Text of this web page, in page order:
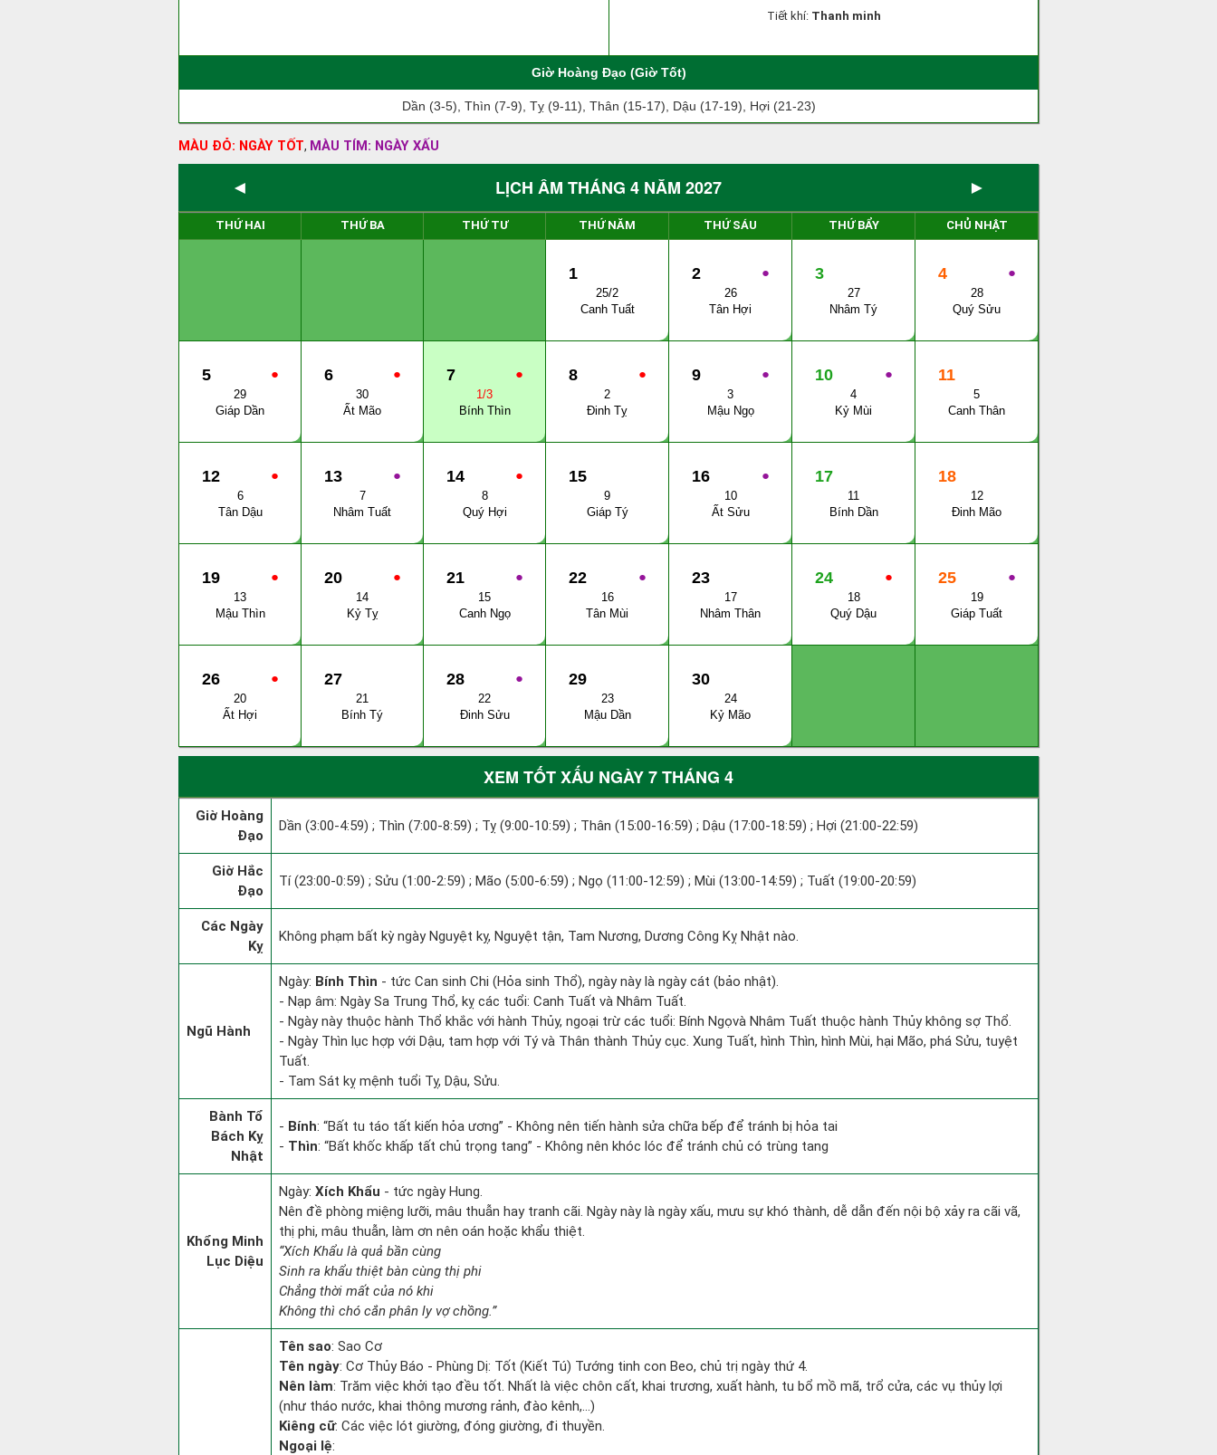
Tiết khí: Thanh minh
Giờ Hoàng Đạo (Giờ Tốt)
Dần (3-5), Thìn (7-9), Tỵ (9-11), Thân (15-17), Dậu (17-19), Hợi (21-23)
MÀU ĐỎ: NGÀY TỐT, MÀU TÍM: NGÀY XẤU
◄ LỊCH ÂM THÁNG 4 NĂM 2027 ►
THỨ HAI THỨ BA THỨ TƯ THỨ NĂM THỨ SÁU THỨ BẨY CHỦ NHẬT
1
25/2
Canh Tuất
●
2
26
Tân Hợi
3
27
Nhâm Tý
●
4
28
Quý Sửu
●
5
29
Giáp Dần
●
6
30
Ất Mão
●
7
1/3
Bính Thìn
●
8
2
Đinh Tỵ
●
9
3
Mậu Ngọ
●
10
4
Kỷ Mùi
11
5
Canh Thân
●
12
6
Tân Dậu
●
13
7
Nhâm Tuất
●
14
8
Quý Hợi
15
9
Giáp Tý
●
16
10
Ất Sửu
17
11
Bính Dần
18
12
Đinh Mão
●
19
13
Mậu Thìn
●
20
14
Kỷ Tỵ
●
21
15
Canh Ngọ
●
22
16
Tân Mùi
23
17
Nhâm Thân
●
24
18
Quý Dậu
●
25
19
Giáp Tuất
●
26
20
Ất Hợi
27
21
Bính Tý
●
28
22
Đinh Sửu
29
23
Mậu Dần
30
24
Kỷ Mão
XEM TỐT XẤU NGÀY 7 THÁNG 4
Giờ Hoàng
Đạo
Dần (3:00-4:59) ; Thìn (7:00-8:59) ; Tỵ (9:00-10:59) ; Thân (15:00-16:59) ; Dậu (17:00-18:59) ; Hợi (21:00-22:59)
Giờ Hắc
Đạo
Tí (23:00-0:59) ; Sửu (1:00-2:59) ; Mão (5:00-6:59) ; Ngọ (11:00-12:59) ; Mùi (13:00-14:59) ; Tuất (19:00-20:59)
Các Ngày
Kỵ
Không phạm bất kỳ ngày Nguyệt kỵ, Nguyệt tận, Tam Nương, Dương Công Kỵ Nhật nào.
Ngũ Hành
Ngày: Bính Thìn - tức Can sinh Chi (Hỏa sinh Thổ), ngày này là ngày cát (bảo nhật).
- Nạp âm: Ngày Sa Trung Thổ, kỵ các tuổi: Canh Tuất và Nhâm Tuất.
- Ngày này thuộc hành Thổ khắc với hành Thủy, ngoại trừ các tuổi: Bính Ngọvà Nhâm Tuất thuộc hành Thủy không sợ Thổ.
- Ngày Thìn lục hợp với Dậu, tam hợp với Tý và Thân thành Thủy cục. Xung Tuất, hình Thìn, hình Mùi, hại Mão, phá Sửu, tuyệt
Tuất.
- Tam Sát kỵ mệnh tuổi Tỵ, Dậu, Sửu.
Bành Tổ
Bách Kỵ
Nhật
- Bính: “Bất tu táo tất kiến hỏa ương” - Không nên tiến hành sửa chữa bếp để tránh bị hỏa tai
- Thìn: “Bất khốc khấp tất chủ trọng tang” - Không nên khóc lóc để tránh chủ có trùng tang
Khổng Minh
Lục Diệu
Ngày: Xích Khẩu - tức ngày Hung.
Nên đề phòng miệng lưỡi, mâu thuẫn hay tranh cãi. Ngày này là ngày xấu, mưu sự khó thành, dễ dẫn đến nội bộ xảy ra cãi vã,
thị phi, mâu thuẫn, làm ơn nên oán hoặc khẩu thiệt.
“Xích Khẩu là quả bần cùng
Sinh ra khẩu thiệt bàn cùng thị phi
Chẳng thời mất của nó khi
Không thì chó cắn phân ly vợ chồng.”
Tên sao: Sao Cơ
Tên ngày: Cơ Thủy Báo - Phùng Dị: Tốt (Kiết Tú) Tướng tinh con Beo, chủ trị ngày thứ 4.
Nên làm: Trăm việc khởi tạo đều tốt. Nhất là việc chôn cất, khai trương, xuất hành, tu bổ mồ mã, trổ cửa, các vụ thủy lợi
(như tháo nước, khai thông mương rảnh, đào kênh,...)
Kiêng cữ: Các việc lót giường, đóng giường, đi thuyền.
Ngoại lệ: